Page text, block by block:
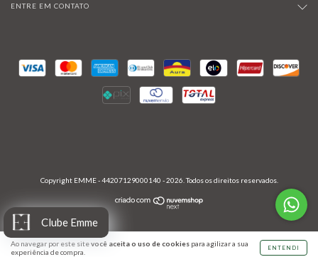
Ao navegar por este sitevocê aceita o uso de cookies para agilizar a sua
experiência de compra.
ENTENDI
ENTRE EM CONTATO
Copyright EMME - 44207129000140 - 2026. Todos os direitos reservados.
Clube Emme